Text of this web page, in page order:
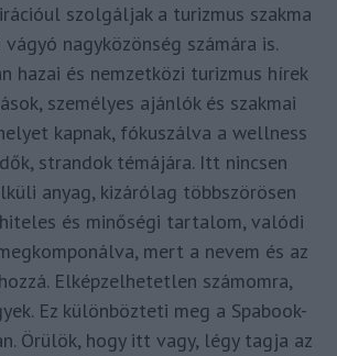
szolgáljak a turizmus szakma
vágyó nagyközönség számára is.
hazai és nemzetközi turizmus hírek
személyes ajánlók és szakmai
kapnak, fókuszálva a wellness
strandok témájára. Itt nincsen
anyag, kizárólag többszörösen
és minőségi tartalom, valódi
mert a nevem és az
Elképzelhetetlen számomra,
Ez különbözteti meg a Spabook-
Örülök, hogy itt vagy, légy tagja az